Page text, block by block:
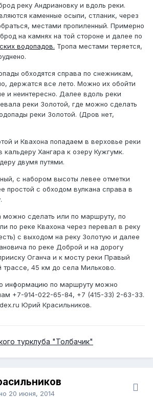
реку Андриановку и вдоль реки.
каменные осыпи, стланик, через
местами пропиленный. Примерно
на камнях на той стороне и далее по
водопадов. Тропа местами теряется,
обходятся справа по снежникам,
держатся все лето. Можно их обойти
и неинтересно. Далее вдоль реки
реки Золотой, где можно сделать
реки Золотой. (Дров нет,
и Квахона попадаем в верховье реки
кальдеру Хангара к озеру Кужгумк.
двумя путями.
с набором высоты левее отметки
простой с обходом вулкана справа в
можно сделать или по маршруту, по
по реке Квахона через перевал в реку
с выходом на реку Золотую и далее
по реке Доброй и на дорогу
Оганча и к мосту реки Правый
трассе, 45 км до села Мильково.
информацию по маршруту можно
+7-914-022-65-84, +7 (415-33) 2-63-33.
Юрий Красильников.
турклуба "Толбачик"
20 июня, 2014